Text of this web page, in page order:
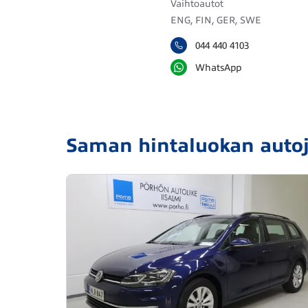
Vaihtoautot
ENG, FIN, GER, SWE
044 440 4103
WhatsApp
Saman hintaluokan